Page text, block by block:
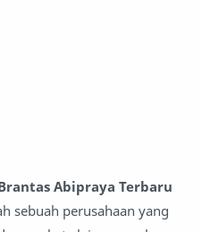
Abipraya Terbaru
sebuah perusahaan yang